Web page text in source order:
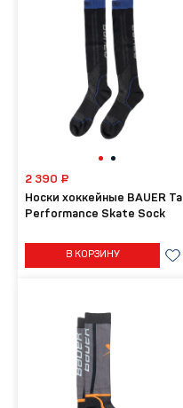
Носки хоккейные BAUER Tall
Performance Skate Sock
2 390 ₽
В КОРЗИНУ